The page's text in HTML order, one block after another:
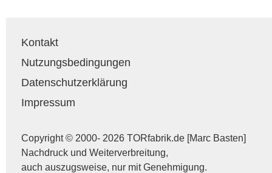
Kontakt
Nutzungsbedingungen
Datenschutzerklärung
Impressum
Copyright © 2000- 2026 TORfabrik.de [Marc Basten]
Nachdruck und Weiterverbreitung,
auch auszugsweise, nur mit Genehmigung.